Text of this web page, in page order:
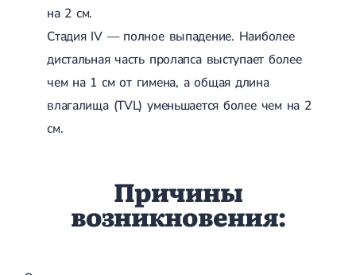
на 2 см.
Стадия IV — полное выпадение. Наиболее
дистальная часть пролапса выступает более
чем на 1 см от гимена, а общая длина
влагалища (TVL) уменьшается более чем на 2
см.
Причины
возникновения: